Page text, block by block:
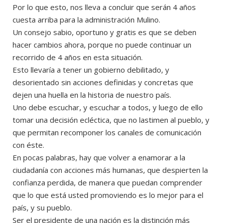
Por lo que esto, nos lleva a concluir que serán 4 años
cuesta arriba para la administración Mulino.
Un consejo sabio, oportuno y gratis es que se deben
hacer cambios ahora, porque no puede continuar un
recorrido de 4 años en esta situación.
Esto llevaría a tener un gobierno debilitado, y
desorientado sin acciones definidas y concretas que
dejen una huella en la historia de nuestro país.
Uno debe escuchar, y escuchar a todos, y luego de ello
tomar una decisión ecléctica, que no lastimen al pueblo, y
que permitan recomponer los canales de comunicación
con éste.
En pocas palabras, hay que volver a enamorar a la
ciudadanía con acciones más humanas, que despierten la
confianza perdida, de manera que puedan comprender
que lo que está usted promoviendo es lo mejor para el
país, y su pueblo.
Ser el presidente de una nación es la distinción más